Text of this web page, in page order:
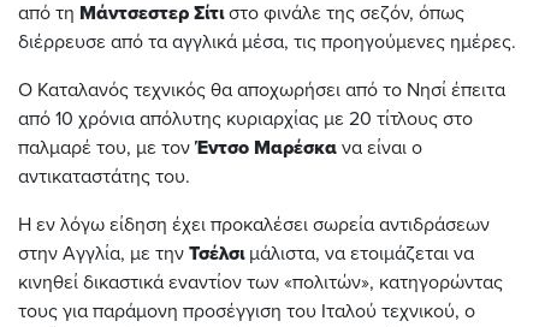
από τη Μάντσεστερ Σίτιστο φινάλε της σεζόν, όπως
διέρρευσε από τα αγγλικά μέσα, τις προηγούμενες ημέρες.
Ο Καταλανός τεχνικός θα αποχωρήσει από το Νησί έπειτα
από 10 χρόνια απόλυτης κυριαρχίας με 20 τίτλους στο
παλμαρέ του, με τον Έντσο Μαρέσκα να είναι ο
αντικαταστάτης του.
Η εν λόγω είδηση έχει προκαλέσει σωρεία αντιδράσεων
στην Αγγλία, με την Τσέλσι μάλιστα, να ετοιμάζεται να
κινηθεί δικαστικά εναντίον των «πολιτών», κατηγορώντας
τους για παράμονη προσέγγιση του Ιταλού τεχνικού, ο